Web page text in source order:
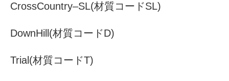
CrossCountry‒SL(材質コードSL)
DownHill (材質コードD)
Trial (材質コードT)